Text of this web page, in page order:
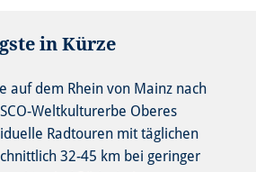
in Kürze
auf dem Rhein von Mainz nach
Weltkulturerbe Oberes
Radtouren mit täglichen
32-45 km bei geringer